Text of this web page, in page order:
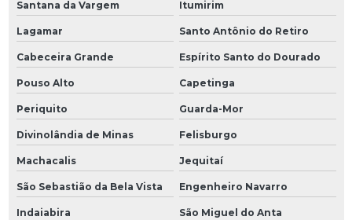
Santana da Vargem Itumirim
Lagamar Santo Antônio do Retiro
Cabeceira Grande Espírito Santo do Dourado
Pouso Alto Capetinga
Periquito Guarda-Mor
Divinolândia de Minas Felisburgo
Machacalis Jequitaí
São Sebastião da Bela Vista Engenheiro Navarro
Indaiabira São Miguel do Anta